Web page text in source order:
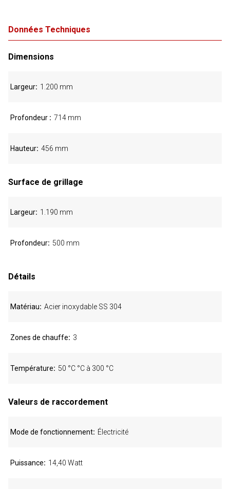
Données Techniques
Dimensions
Largeur 1.200 mm
Profondeur 714 mm
Hauteur 456 mm
Surface de grillage
Largeur 1.190 mm
Profondeur 500 mm
Détails
Matériau Acier inoxydable SS 304
Zones de chauffe 3
Température 50 °C °C à 300 °C
Valeurs de raccordement
Mode de fonctionnement Électricité
Puissance 14,40 Watt